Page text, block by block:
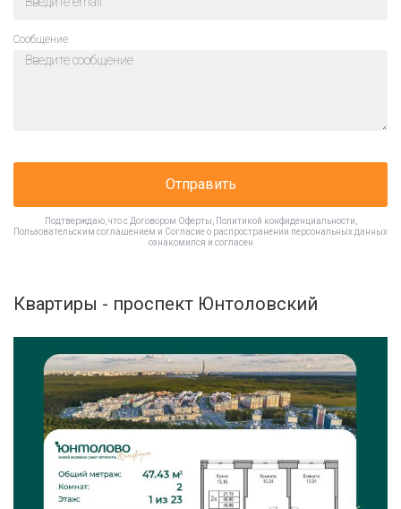
Cообщение
Отправить
Подтверждаю, что с Договором Оферты Политикой конфиденциальности
Пользовательским соглашением и Согласие о распространении персональных данных
ознакомился и согласен
Квартиры - проспект Юнтоловский